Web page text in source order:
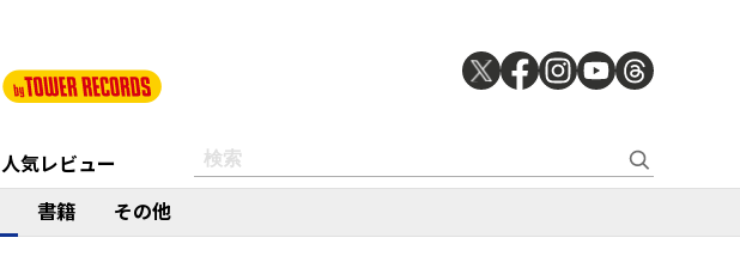
人気レビュー
書籍 その他